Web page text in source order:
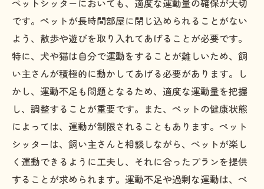
ペットシッターにおいても、適度な運動量の確保が大切
です。ペットが長時間部屋に閉じ込められることがない
よう、散歩や遊びを取り入れてあげることが必要です。
特に、犬や猫は自分で運動をすることが難しいため、飼
い主さんが積極的に動かしてあげる必要があります。し
かし、運動不足も問題となるため、適度な運動量を把握
し、調整することが重要です。また、ペットの健康状態
によっては、運動が制限されることもあります。ペット
シッターは、飼い主さんと相談しながら、ペットが楽し
く運動できるように工夫し、それに合ったプランを提供
することが求められます。運動不足や過剰な運動は、ペ